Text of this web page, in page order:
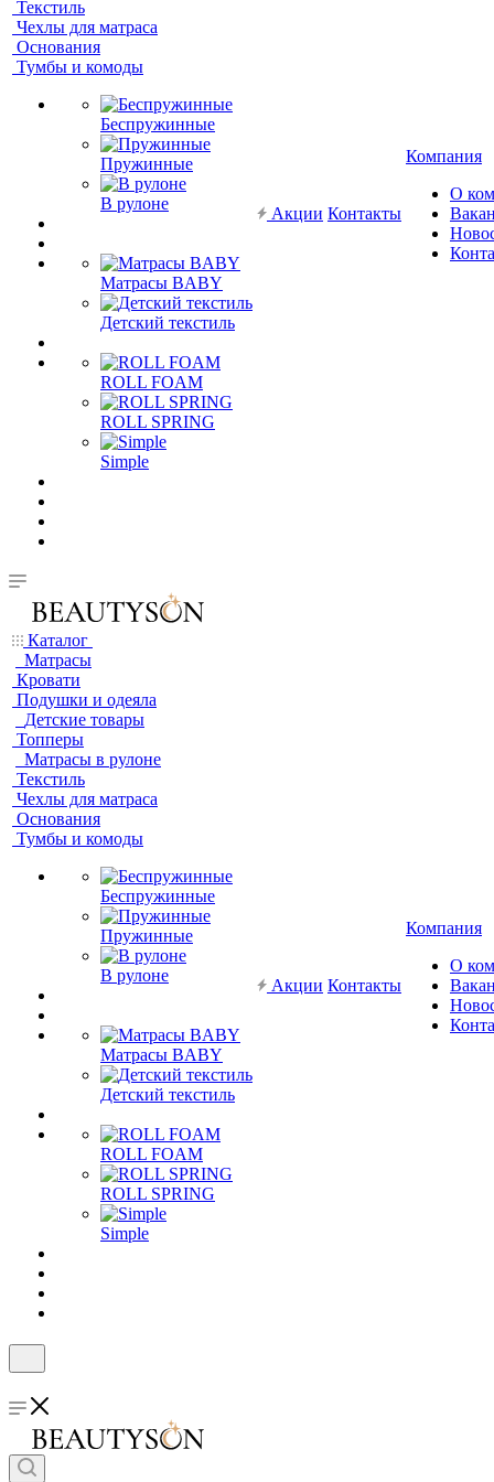
Текстиль
Чехлы для матраса
Основания
Тумбы и комоды
Беспружинные
Пружинные
В рулоне
Матрасы BABY
Детский текстиль
ROLL FOAM
ROLL SPRING
Simple
Акции Контакты
Компания
О
Каталог
Матрасы
Кровати
Подушки и одеяла
Детские товары
Топперы
Матрасы в рулоне
Текстиль
Чехлы для матраса
Основания
Тумбы и комоды
Беспружинные
Пружинные
В рулоне
Матрасы BABY
Детский текстиль
ROLL FOAM
ROLL SPRING
Simple
Акции Контакты
Компания
О